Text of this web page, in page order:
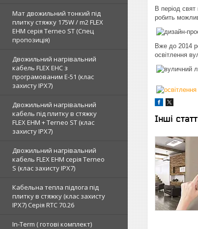
Мат двожильний тонкий під
плитку стяжку 175W / m2 FLEX
EHM серія Terneo SТ (Спец
пропозиція)
Двожильний нагрівальний
кабель FLEX EHС з
програмованим E-51 (клас
захисту IPX7)
Двожильний нагрівальний
кабель під плитку в стяжку
FLEX EHM + Terneo ST (клас
захисту IPX7)
Двожильний нагрівальний
кабель FLEX EHM серія Terneo
S (клас захисту IPX7)
Кабельна тепла підлога під
плитку в стяжку (клас захисту
IPX7) Серія RTC 70.26
In-Term ( готові комплект)
В період
робить
Вже до 2014
освітлення
Інші